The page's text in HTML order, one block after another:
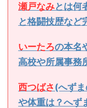
瀬戸なみとは何
と格闘技歴など
いーたろの本名
高校や所属事務
西つばさ(へず
や体重は？へず